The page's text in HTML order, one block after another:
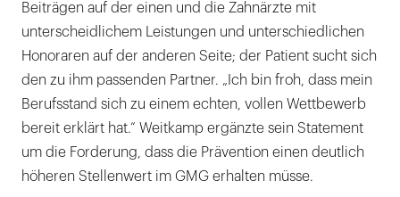
Beiträgen auf der einen und die Zahnärzte mit
unterscheidlichem Leistungen und unterschiedlichen
Honoraren auf der anderen Seite; der Patient sucht sich
den zu ihm passenden Partner. „Ich bin froh, dass mein
Berufsstand sich zu einem echten, vollen Wettbewerb
bereit erklärt hat.“ Weitkamp ergänzte sein Statement
um die Forderung, dass die Prävention einen deutlich
höheren Stellenwert im GMG erhalten müsse.